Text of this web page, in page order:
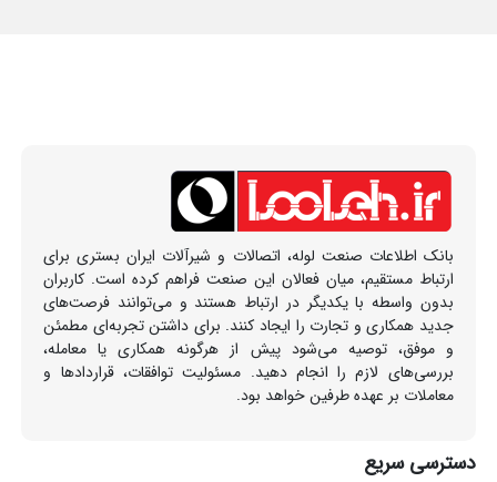
بانک اطلاعات صنعت لوله، اتصالات و شیرآلات ایران بستری برای
ارتباط مستقیم، میان فعالان این صنعت فراهم کرده است. کاربران
بدون واسطه با یکدیگر در ارتباط هستند و می‌توانند فرصت‌های
جدید همکاری و تجارت را ایجاد کنند. برای داشتن تجربه‌ای مطمئن
و موفق، توصیه می‌شود پیش از هرگونه همکاری یا معامله،
بررسی‌های لازم را انجام دهید. مسئولیت توافقات، قراردادها و
معاملات بر عهده طرفین خواهد بود.
دسترسی سریع